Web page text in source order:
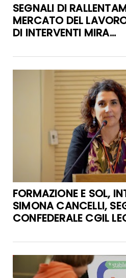
SEGNALI DI
MERCATO DEL
DI INTERVENTI MIRA...
FORMAZIONE E SOL,
SIMONA CANCELLI,
CONFEDERALE CGIL